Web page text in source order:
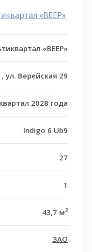
«ВЕЕР»
«ВЕЕР»
ул. Верейская 29
2028 года
Indigo 6 Ub9
27
1
43,7 м2
ЗАО